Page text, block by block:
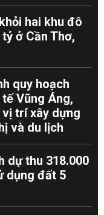
hai khu đô
ở Cần Thơ,
quy hoạch
Vũng Áng,
trí xây dựng
và du lịch
dự thu 318.000
dụng đất 5